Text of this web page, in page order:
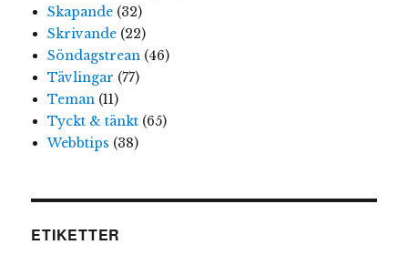
Skapande(32)
Skrivande(22)
Söndagstrean(46)
Tävlingar (77)
Teman(11)
Tyckt & tänkt(65)
Webbtips (38)
ETIKETTER